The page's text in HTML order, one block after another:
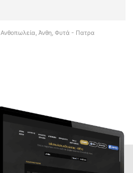
Ανθοπωλεία, Άνθη, Φυτά - Πατρα